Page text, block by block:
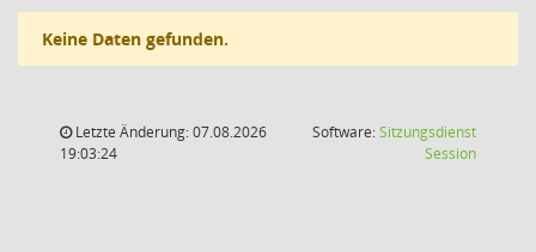
Keine Daten gefunden.
Letzte Änderung: 07.08.2026
19:03:24
Software:Sitzungsdienst
Session(Wird in